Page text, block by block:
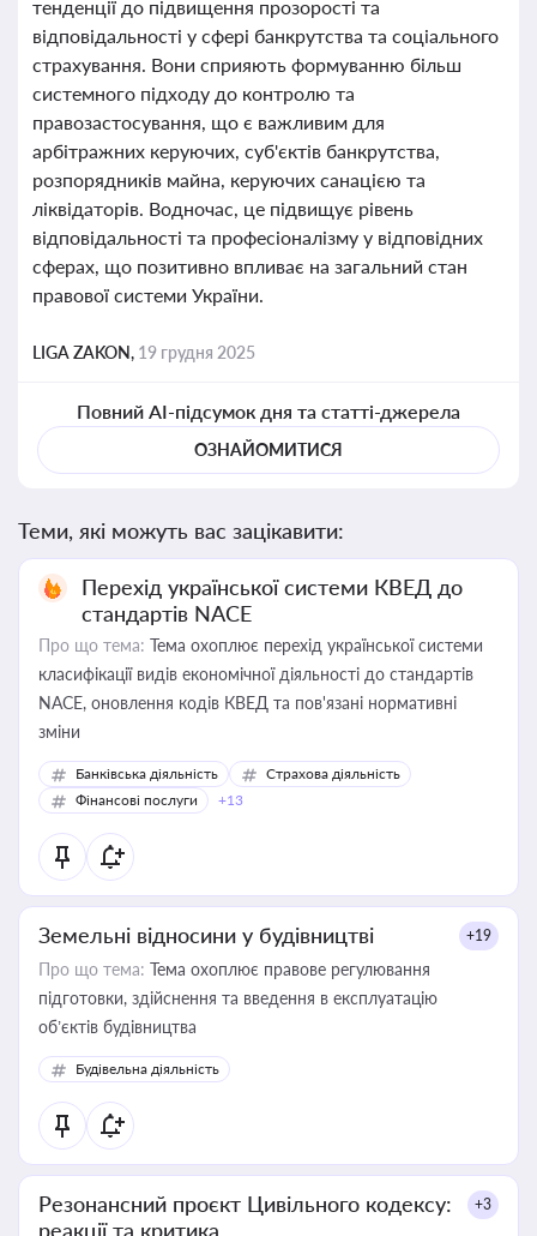
тенденції до підвищення прозорості та
відповідальності у сфері банкрутства та соціального
страхування. Вони сприяють формуванню більш
системного підходу до контролю та
правозастосування, що є важливим для
арбітражних керуючих, суб'єктів банкрутства,
розпорядників майна, керуючих санацією та
ліквідаторів. Водночас, це підвищує рівень
відповідальності та професіоналізму у відповідних
сферах, що позитивно впливає на загальний стан
правової системи України.
LIGA ZAKON, 19 грудня 2025
Повний AI-підсумок дня та статті-джерела
ОЗНАЙОМИТИСЯ
Теми, які можуть вас зацікавити:
Перехід української системи КВЕД до
стандартів NACE
Про що тема: Тема охоплює перехід української системи
класифікації видів економічної діяльності до стандартів
NACE, оновлення кодів КВЕД та пов'язані нормативні
зміни
Банківська діяльність
Страхова діяльність
Фінансові послуги
+13
Земельні відносини у будівництві +19
Про що тема: Тема охоплює правове регулювання
підготовки, здійснення та введення в експлуатацію
об’єктів будівництва
Будівельна діяльність
Резонансний проєкт Цивільного кодексу:
реакції та критика
+3